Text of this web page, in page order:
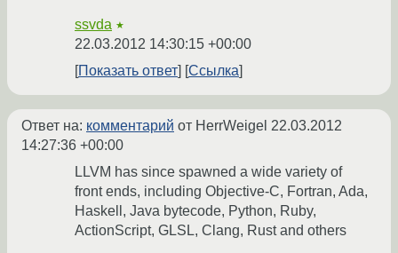
ssvda ★
22.03.2012 14:30:15 +00:00
Показать ответ
Ссылка
Ответ на: комментарий от HerrWeigel 22.03.2012
14:27:36 +00:00
LLVM has since spawned a wide variety of
front ends, including Objective-C, Fortran, Ada,
Haskell, Java bytecode, Python, Ruby,
ActionScript, GLSL, Clang, Rust and others